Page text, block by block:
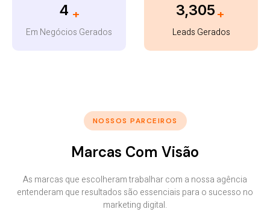
5 +
Em Negócios Gerados
4,476 +
Leads Gerados
NOSSOS PARCEIROS
Marcas Com Visão
As marcas que escolheram trabalhar com a nossa agência
entenderam que resultados são essenciais para o sucesso no
marketing digital.